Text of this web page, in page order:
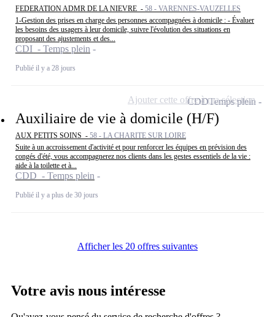
FEDERATION ADMR DE LA NIEVRE - 58 - VARENNES-VAUZELLES
1-Gestion des prises en charge des personnes accompagnées à domicile : - Évaluer
les besoins des usagers à leur domicile, suivre l'évolution des situations en
proposant des ajustements et des...
CDI - Temps plein
Publié il y a 28 jours
Auxiliaire de vie à domicile (H/F)
AUX PETITS SOINS - 58 - LA CHARITE SUR LOIRE
Suite à un accroissement d'activité et pour renforcer les équipes en prévision des
congés d'été, vous accompagnerez nos clients dans les gestes essentiels de la vie :
aide à la toilette et à...
CDD - Temps plein
Publié il y a plus de 30 jours
CDDTemps plein
Ajouter cette offre à ma sélection
Afficher les 20 offres suivantes
Votre avis nous intéresse